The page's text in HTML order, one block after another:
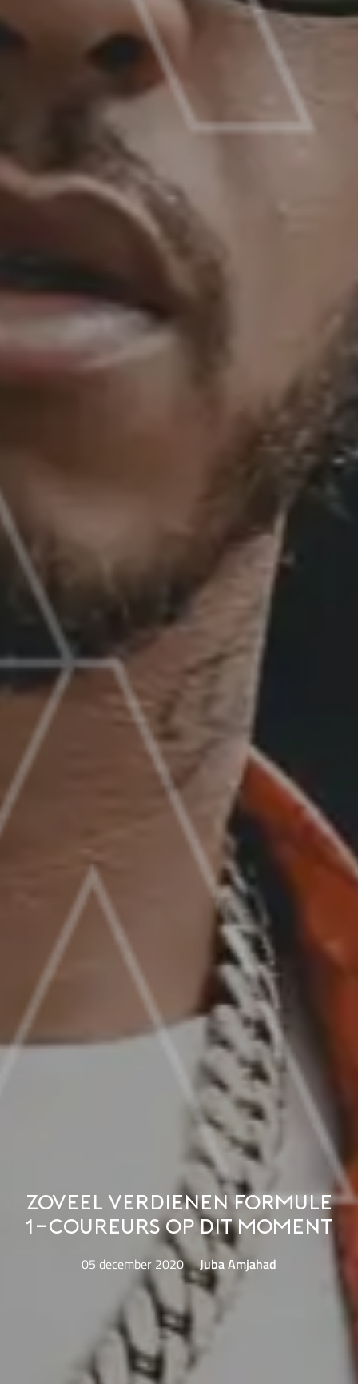
Zoveel verdienen Formule
1-coureurs op dit moment
05 december 2020 Juba Amjahad